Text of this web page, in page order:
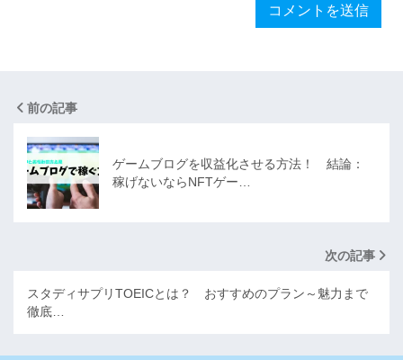
前の記事
ゲームブログを収益化させる方法！ 結論：
稼げないならNFTゲー…
次の記事
スタディサプリTOEICとは？ おすすめのプラン～魅力まで
徹底…